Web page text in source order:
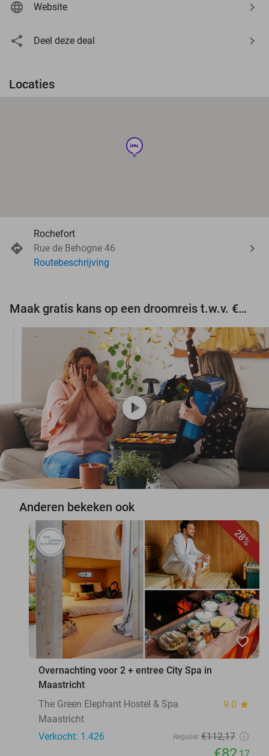
Website
Deel deze deal
Locaties
hotel
Rochefort
Rue de Behogne 46
Routebeschrijving
Maak gratis kans op een droomreis t.w.v. €3.000!
play_circle
Anderen bekeken ook
28%
favorite_border
Overnachting voor 2 + entree City Spa in
Maastricht
The Green Elephant Hostel & Spa
9.0 star
Maastricht
Verkocht: 1.426
Regulier €112,17